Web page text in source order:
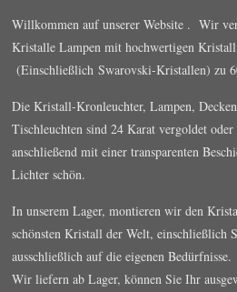
Willkommen auf unserer Website . Wir
Kristalle Lampen mit hochwertigen
(Einschließlich Swarovski-Kristallen) zu
Die Kristall-Kronleuchter, Lampen,
Tischleuchten sind 24 Karat vergoldet
anschließend mit einer transparenten
Lichter schön.
In unserem Lager, montieren wir den
schönsten Kristall der Welt, einschließlich
ausschließlich auf die eigenen Bedürfnisse.
Wir liefern ab Lager, können Sie Ihr